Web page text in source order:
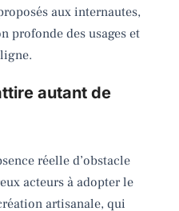
aux internautes,
profonde des usages et
autant de
réelle d’obstacle
acteurs à adopter le
artisanale, qui